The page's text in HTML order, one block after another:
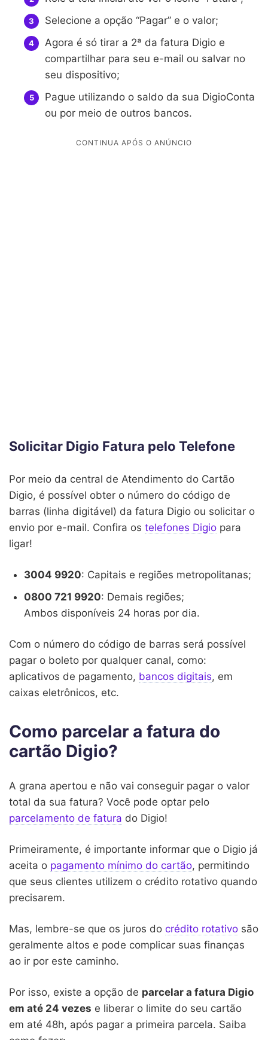
Selecione a opção “Pagar” e o valor;
Agora é só tirar a 2ª da fatura Digio e
compartilhar para seu e-mail ou salvar no
seu dispositivo;
Pague utilizando o saldo da sua DigioConta
ou por meio de outros bancos.
Solicitar Digio Fatura pelo Telefone
Por meio da central de Atendimento do Cartão
Digio, é possível obter o número do código de
barras (linha digitável) da fatura Digio ou solicitar o
envio por e-mail. Confira os telefones Digio para
ligar!
3004 9920: Capitais e regiões metropolitanas;
0800 721 9920: Demais regiões;
Ambos disponíveis 24 horas por dia.
Com o número do código de barras será possível
pagar o boleto por qualquer canal, como:
aplicativos de pagamento, bancos digitais, em
caixas eletrônicos, etc.
Como parcelar a fatura do
cartão Digio?
A grana apertou e não vai conseguir pagar o valor
total da sua fatura? Você pode optar pelo
parcelamento de fatura do Digio!
Primeiramente, é importante informar que o Digio já
aceita o pagamento mínimo do cartão, permitindo
que seus clientes utilizem o crédito rotativo quando
precisarem.
Mas, lembre-se que os juros do crédito rotativo são
geralmente altos e pode complicar suas finanças
ao ir por este caminho.
Por isso, existe a opção de parcelar a fatura Digio
em até 24 vezes e liberar o limite do seu cartão
em até 48h, após pagar a primeira parcela. Saiba